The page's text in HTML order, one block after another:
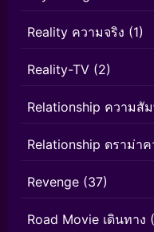
Reality ความจริง (1)
Reality-TV (2)
Relationship ความสั
Relationship ดราม่า
Revenge (37)
Road Movie เดินทาง